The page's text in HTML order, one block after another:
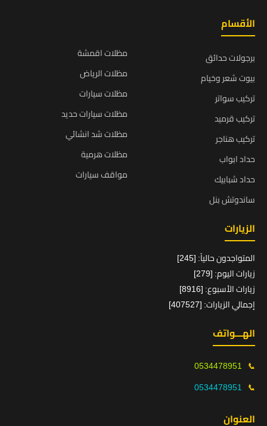
الأقسام
برجولات حدائق
بيوت شعر وخيام
تركيب سواتر
تركيب قرميد
تركيب هناجر
حداد ابواب
حداد شبابيك
ساندوتش بنل
مظلات اقمشة
مظلات الرياض
مظلات سيارات
مظلات سيارات حديد
مظلات شد انشائي
مظلات هرمية
مواقف سيارات
الزيارات
المتواجدون حالياً: [245]
زيارات اليوم: [279]
زيارات الأسبوع: [8916]
إجمالي الزيارات: [407527]
الهـــواتف
📞
0534478951
📞
0534478951
العنوان